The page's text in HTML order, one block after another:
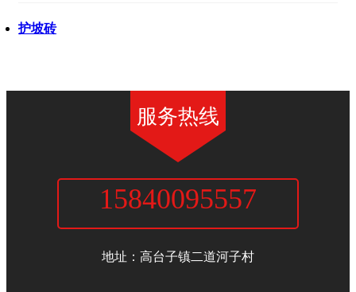
护坡砖
服务热线
新民市隆顺达水泥制品厂
15840095557
地址：高台子镇二道河子村